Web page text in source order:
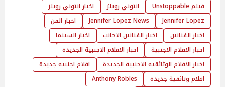
فيلم Unstoppable
انتوني روبلز
اخبار انتوني روبلز
Jennifer Lopez
Jennifer Lopez News
اخبار الفن
اخبار الفنانين
اخبار الفنانين الاجانب
اخبار السينما
اخبار الافلام الاجنبية
اخبار الافلام الاجنبية الجديدة
اخبار الافلام الوثائقية الاجنبية الجديدة
افلام اجنبية جديدة
افلام وثائقية جديدة
Anthony Robles